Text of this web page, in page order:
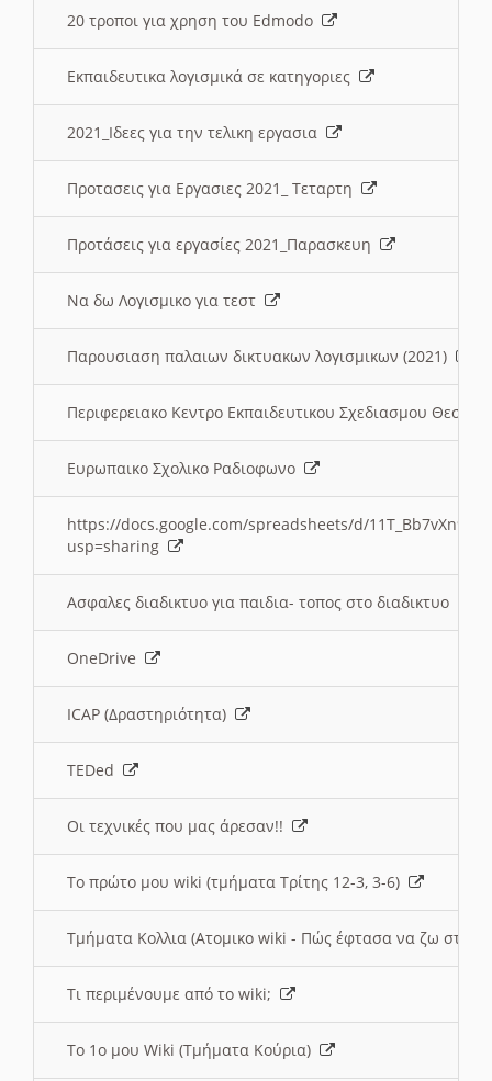
20 τροποι για χρηση του Edmodo
Εκπαιδευτικα λογισμικά σε κατηγοριες
2021_Ιδεες για την τελικη εργασια
Προτασεις για Εργασιες 2021_ Τεταρτη
Προτάσεις για εργασίες 2021_Παρασκευη
Να δω Λογισμικο για τεστ
Παρουσιαση παλαιων δικτυακων λογισμικων (2021)
Περιφερειακο Κεντρο Εκπαιδευτικου Σχεδιασμου
Ευρωπαικο Σχολικο Ραδιοφωνο
https://docs.google.com/spreadsheets/d/
usp=sharing
Ασφαλες διαδικτυο για παιδια- τοπος στο διαδικτυο
OneDrive
ICAP (Δραστηριότητα)
TEDed
Οι τεχνικές που μας άρεσαν!!
Το πρώτο μου wiki (τμήματα Τρίτης 12-3, 3-6)
Τμήματα Κολλια (Ατομικο wiki - Πώς έφτασα να ζω στην
Τι περιμένουμε από το wiki;
Το 1ο μου Wiki (Τμήματα Κούρια)